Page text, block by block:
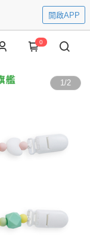
開啟APP
0
1/2